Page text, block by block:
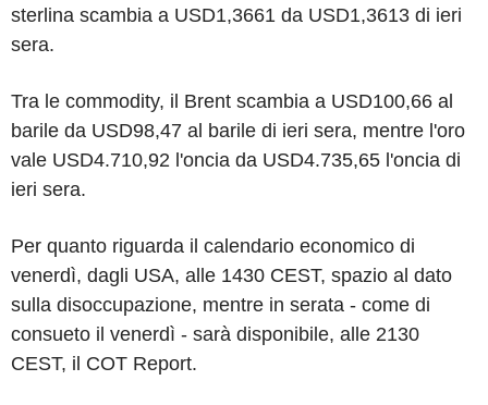
sterlina scambia a USD1,3661 da USD1,3613 di ieri
sera.
Tra le commodity, il Brent scambia a USD100,66 al
barile da USD98,47 al barile di ieri sera, mentre l'oro
vale USD4.710,92 l'oncia da USD4.735,65 l'oncia di
ieri sera.
Per quanto riguarda il calendario economico di
venerdì, dagli USA, alle 1430 CEST, spazio al dato
sulla disoccupazione, mentre in serata - come di
consueto il venerdì - sarà disponibile, alle 2130
CEST, il COT Report.